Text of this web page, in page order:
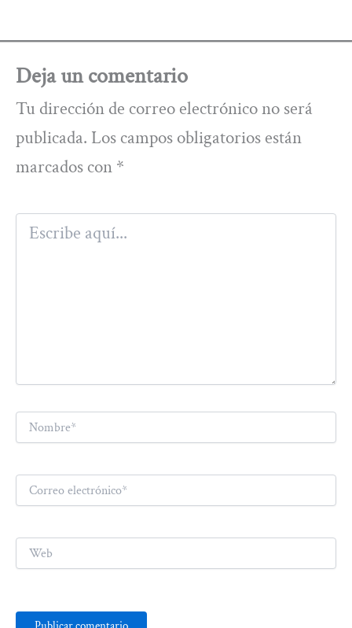
Deja un comentario
Tu dirección de correo electrónico no será
publicada. Los campos obligatorios están
marcados con *
Escribe
aquí...
Nombre*
Correo
electrónico*
Web